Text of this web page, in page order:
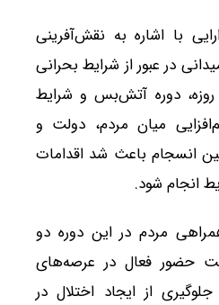
با اشاره به نقش‌آفرینی
در عبور از شرایط بحرانی
در طول جنگ ۴۰ روزه، دوره آتش‌بس و شرایط
میان مردم، دولت و
انسجام باعث شد اقدامات
انجام شود.
مردم در این دوره دو
حضور فعال در عرصه‌های
از ایجاد اختلال در